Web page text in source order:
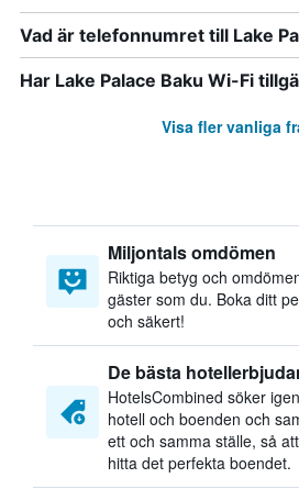
Vad är telefonnumret till Lake
Har Lake Palace Baku Wi-Fi
Visa fler vanliga
Miljontals omdömen
Riktiga betyg och
gäster som du. Boka ditt
och säkert!
De bästa
HotelsCombined söker
hotell och boenden och
ett och samma ställe, så
hitta det perfekta boendet.